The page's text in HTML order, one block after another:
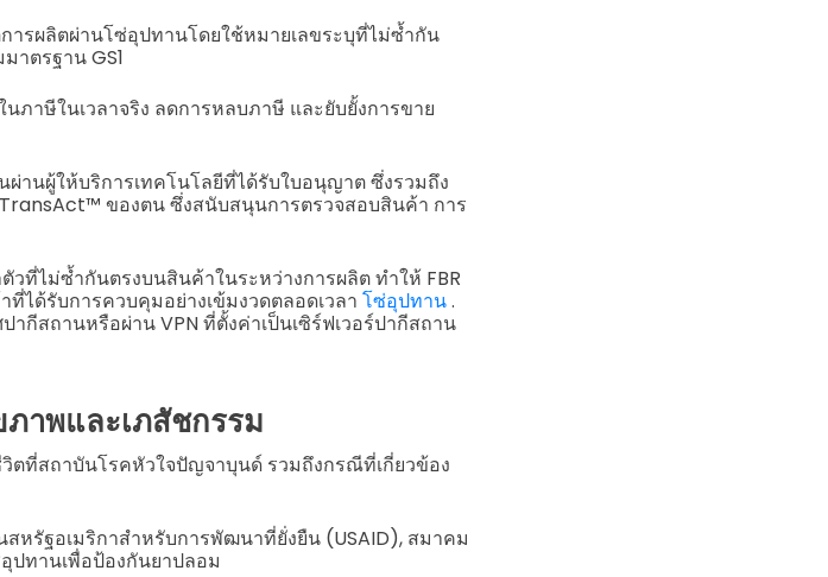
รผลิตผ่านโซ่อุปทานโดยใช้หมายเลขระบุที่ไม่ซ้ำกัน
าตรฐาน GS1
ภาษีในเวลาจริง ลดการหลบภาษี และยับยั้งการขาย
านผู้ให้บริการเทคโนโลยีที่ได้รับใบอนุญาต ซึ่งรวมถึง
ของตน ซึ่งสนับสนุนการตรวจสอบสินค้า การ
ที่ไม่ซ้ำกันตรงบนสินค้าในระหว่างการผลิต ทำให้ FBR
ได้รับการควบคุมอย่างเข้มงวดตลอดเวลา โซ่อุปทาน.
ากีสถานหรือผ่าน VPN ที่ตั้งค่าเป็นเซิร์ฟเวอร์ปากีสถาน
าพและเภสัชกรรม
ตที่สถาบันโรคหัวใจปัญจาบุนด์ รวมถึงกรณีที่เกี่ยวข้อง
หรัฐอเมริกาสำหรับการพัฒนาที่ยั่งยืน (USAID), สมาคม
ปทานเพื่อป้องกันยาปลอม